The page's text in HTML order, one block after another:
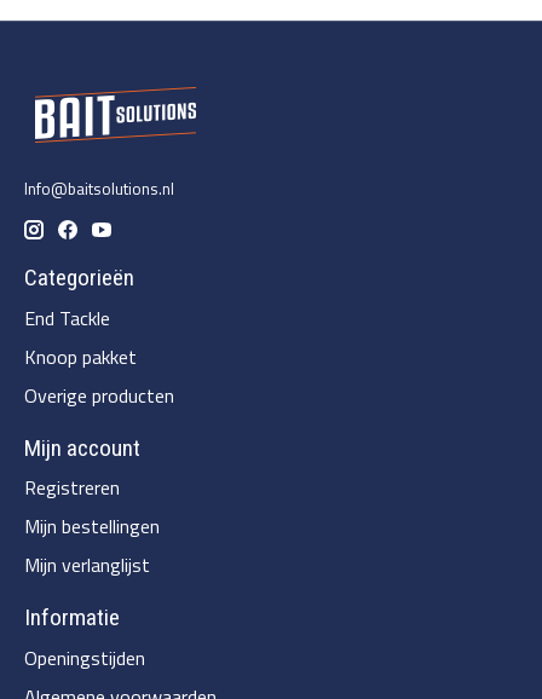
Info@baitsolutions.nl
Categorieën
End Tackle
Knoop pakket
Overige producten
Mijn account
Registreren
Mijn bestellingen
Mijn verlanglijst
Informatie
Openingstijden